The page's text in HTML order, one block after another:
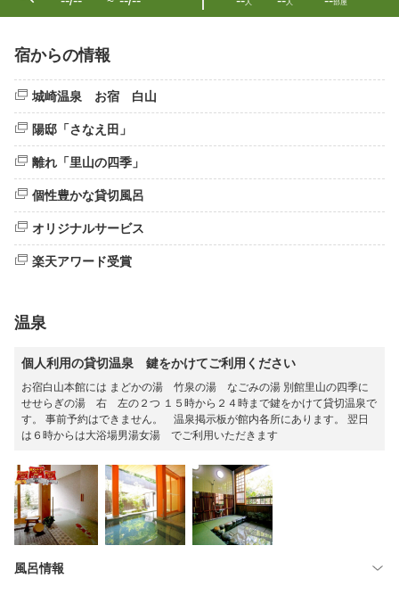
人 人 部屋
宿からの情報
城崎温泉 お宿 白山
陽邸「さなえ田」
離れ「里山の四季」
個性豊かな貸切風呂
オリジナルサービス
楽天アワード受賞
温泉
個人利用の貸切温泉 鍵をかけてご利用ください
お宿白山本館には まどかの湯 竹泉の湯 なごみの湯 別館里山の四季に
せせらぎの湯 右 左の２つ １５時から２４時まで鍵をかけて貸切温泉で
す。 事前予約はできません。 温泉掲示板が館内各所にあります。 翌日
は６時からは大浴場男湯女湯 でご利用いただきます
風呂情報